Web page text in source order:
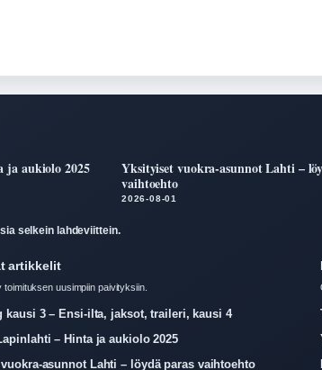
aukiolo 2025
Yksityiset vuokra-asunnot Lahti –
vaihtoehto
2026-08-01
selkein lahdeviittein.
artikkelit
toimituksen uusimpiin paivityksiin.
kausi 3 – Ensi-ilta, jaksot, traileri, kausi 4
– Hinta ja aukiolo 2025
asunnot Lahti – löydä paras vaihtoehto